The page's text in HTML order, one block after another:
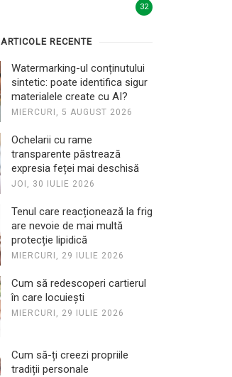
32
ARTICOLE RECENTE
Watermarking-ul conținutului
sintetic: poate identifica sigur
materialele create cu AI?
MIERCURI, 5 AUGUST 2026
Ochelarii cu rame
transparente păstrează
expresia feței mai deschisă
JOI, 30 IULIE 2026
Tenul care reacționează la frig
are nevoie de mai multă
protecție lipidică
MIERCURI, 29 IULIE 2026
Cum să redescoperi cartierul
în care locuiești
MIERCURI, 29 IULIE 2026
Cum să-ți creezi propriile
tradiții personale